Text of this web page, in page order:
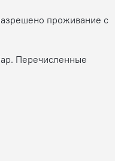
проживание с
Перечисленные